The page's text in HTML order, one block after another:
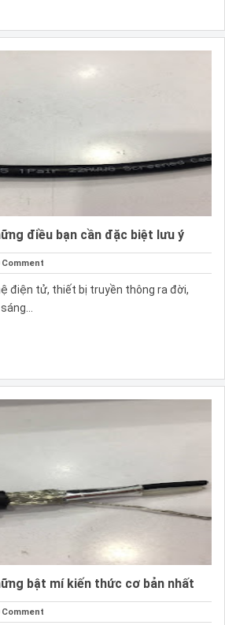
điều bạn cần đặc biệt lưu ý
Comment
điện tử, thiết bị truyền thông ra đời,
bật mí kiến thức cơ bản nhất
Comment